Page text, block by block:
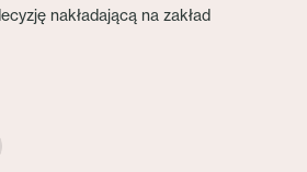
nakładającą na zakład